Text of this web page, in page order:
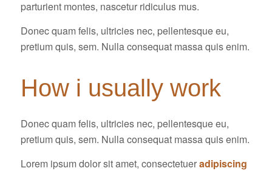
parturient montes, nascetur ridiculus mus.
Donec quam felis, ultricies nec, pellentesque eu,
pretium quis, sem. Nulla consequat massa quis enim.
How i usually work
Donec quam felis, ultricies nec, pellentesque eu,
pretium quis, sem. Nulla consequat massa quis enim.
Lorem ipsum dolor sit amet, consectetueradipiscing